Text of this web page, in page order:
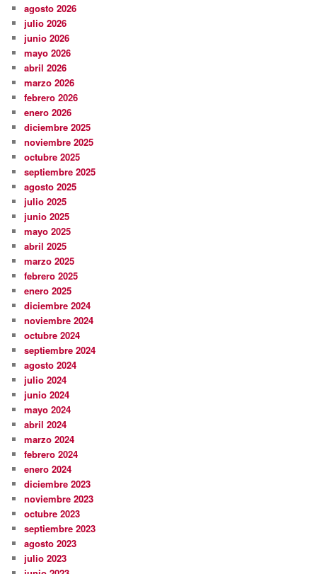
agosto 2026
julio 2026
junio 2026
mayo 2026
abril 2026
marzo 2026
febrero 2026
enero 2026
diciembre 2025
noviembre 2025
octubre 2025
septiembre 2025
agosto 2025
julio 2025
junio 2025
mayo 2025
abril 2025
marzo 2025
febrero 2025
enero 2025
diciembre 2024
noviembre 2024
octubre 2024
septiembre 2024
agosto 2024
julio 2024
junio 2024
mayo 2024
abril 2024
marzo 2024
febrero 2024
enero 2024
diciembre 2023
noviembre 2023
octubre 2023
septiembre 2023
agosto 2023
julio 2023